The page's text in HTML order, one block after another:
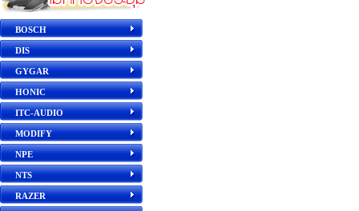
BOSCH
DIS
GYGAR
HONIC
ITC-AUDIO
MODIFY
NPE
NTS
RAZER